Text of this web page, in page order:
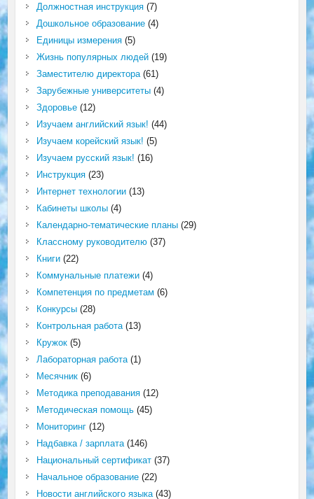
Должностная инструкция(7)
Дошкольное образование(4)
Единицы измерения(5)
Жизнь популярных людей(19)
Заместителю директора(61)
Зарубежные университеты(4)
Здоровье(12)
Изучаем английский язык! (44)
Изучаем корейский язык! (5)
Изучаем русский язык! (16)
Инструкция(23)
Интернет технологии(13)
Кабинеты школы(4)
Календарно-тематические планы(29)
Классному руководителю(37)
Книги(22)
Коммунальные платежи(4)
Компетенция по предметам (6)
Конкурсы(28)
Контрольная работа(13)
Кружок(5)
Лабораторная работа(1)
Месячник(6)
Методика преподавания(12)
Методическая помощь(45)
Мониторинг(12)
Надбавка / зарплата(146)
Национальный сертификат(37)
Начальное образование(22)
Новости английского языка(43)